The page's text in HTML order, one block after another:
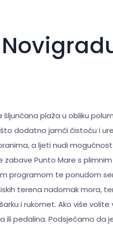
šljunčana plaža u obliku
dodatno jamči čistoću i
a ljeti nudi
Punto Mare s
programom te ponudom
terena nadomak mora,
i rukomet. Ako više volite
pedalina. Podsjećamo da